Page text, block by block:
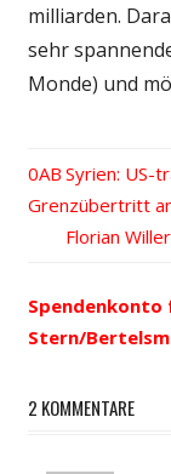
milliarden.
sehr
Monde) und
Beitrags-
Vorheriger
Beitrag:
Syrien: US-
Grenzübertritt
Nächster
Florian
Spendenkonto
Stern/
2 KOMMENTARE